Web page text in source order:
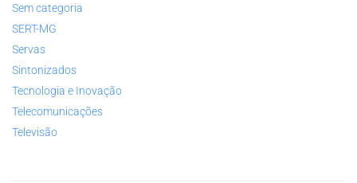
Sem categoria
SERT-MG
Servas
Sintonizados
Tecnologia e Inovação
Telecomunicações
Televisão